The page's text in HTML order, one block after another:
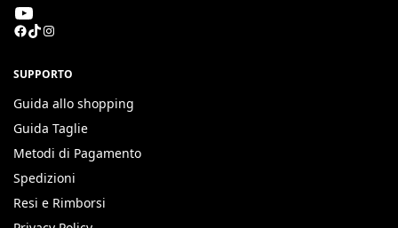
SUPPORTO
Guida allo shopping
Guida Taglie
Metodi di Pagamento
Spedizioni
Resi e Rimborsi